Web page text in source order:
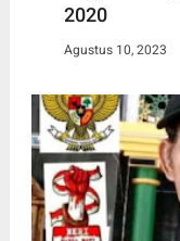
2020
Agustus 10, 2023